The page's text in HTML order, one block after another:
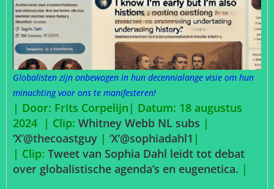
Globalisten zijn onbewogen in hun decennialange visie om hun
minachting voor ons te manifesteren!
| Door: Frits Corpelijn| Datum: 18 augustus
2024 | Clip: Whitney Webb NL subs |
‘X’@thecoastguy | ‘X’@sophiadahl1 |
| Clip: Tweet van Sophia Dahl leidt tot debat
over globalistische agenda’s en eugenetica. |